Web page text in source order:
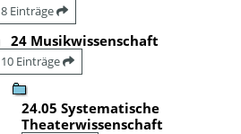
8 Einträge
24 Musikwissenschaft
10 Einträge
24.05 Systematische
Theaterwissenschaft